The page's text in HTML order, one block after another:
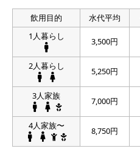
飲用目的 水代平均
1人暮らし
3,500円
2人暮らし 5,250円
3人家族 7,000円
4人家族〜 8,750円